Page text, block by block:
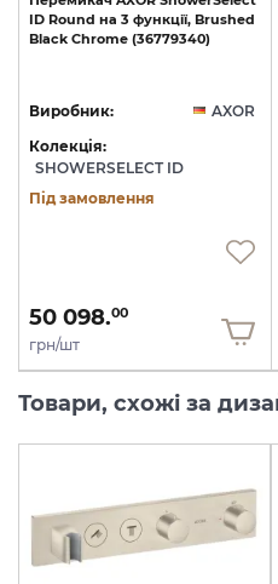
ID Round на 3 функції, Brushed
Black Chrome (36779340)
Виробник:
AXOR
Колекція:
SHOWERSELECT ID
Під замовлення
50 098.00
грн/шт
Товари, схожі за